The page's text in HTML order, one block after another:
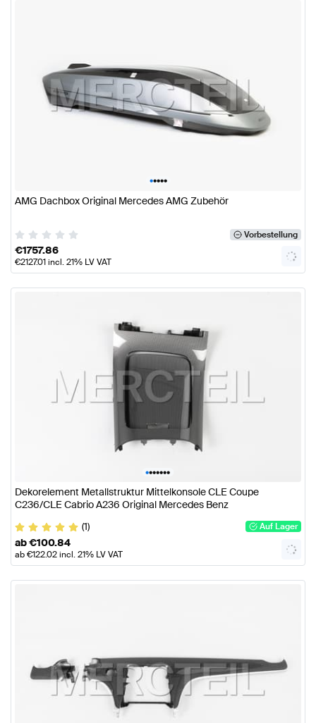
•••••
AMG Dachbox Original Mercedes AMG Zubehör
Vorbestellung
€1757.86
€2127.01incl. 21% LV VAT
•••••••
Dekorelement Metallstruktur Mittelkonsole CLE Coupe
C236/CLE Cabrio A236 Original Mercedes Benz
(1)
Auf Lager
ab€100.84
ab€122.02incl. 21% LV VAT